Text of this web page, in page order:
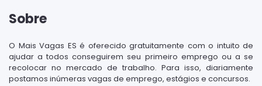
Sobre
O Mais Vagas ES é oferecido gratuitamente com o intuito de
ajudar a todos conseguirem seu primeiro emprego ou a se
recolocar no mercado de trabalho. Para isso, diariamente
postamos inúmeras vagas de emprego, estágios e concursos.